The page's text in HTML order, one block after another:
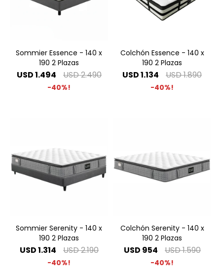
Sommier Essence - 140 x
190 2 Plazas
USD1.494 USD2.490
40
Colchón Essence - 140 x
190 2 Plazas
USD1.134 USD1.890
40
Sommier Serenity - 140 x
190 2 Plazas
USD1.314 USD2.190
40
Colchón Serenity - 140 x
190 2 Plazas
USD 954 USD1.590
40